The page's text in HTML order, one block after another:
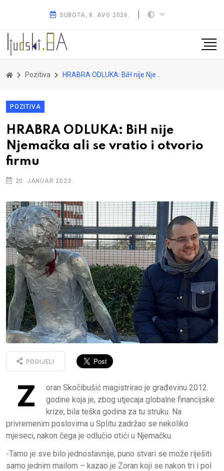
SUBOTA, 8. AVG 2026.
Pozitiva HRABRA ODLUKA: BiH nije Njemačka ali se vratio i otvorio firmu
POZITIVA
HRABRA ODLUKA: BiH nije
Njemačka ali se vratio i otvorio
firmu
20. JANUAR 2023.
PODIJELI
Z
oran Skočibušić magistrirao je građevinu 2012.
godine koja je, zbog utjecaja globalne financijske
krize, bila teška godina za tu struku. Na
privremenim poslovima u Splitu zadržao se nekoliko
mjeseci, nakon čega je odlučio otići u Njemačku.
-Tamo je sve bilo jednostavnije, puno stvari se može riješiti
samo jednim mailom – kazao je Zoran koji se nakon tri i pol